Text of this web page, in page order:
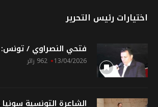
اختيارات رئيس التحرير
فتحي النصراوي / تونس:
13/04/2026 962 زائر
الشاعرة التونسية